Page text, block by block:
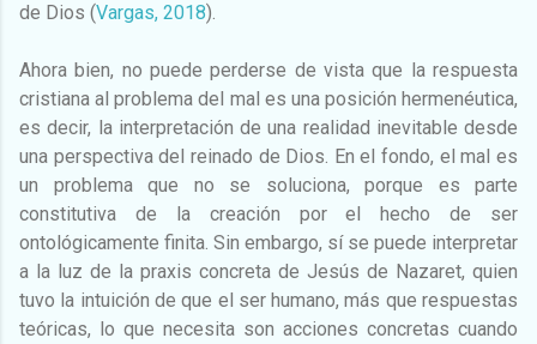
de Dios (Vargas, 2018).
Ahora bien, no puede perderse de vista que la respuesta
cristiana al problema del mal es una posición hermenéutica,
es decir, la interpretación de una realidad inevitable desde
una perspectiva del reinado de Dios. En el fondo, el mal es
un problema que no se soluciona, porque es parte
constitutiva de la creación por el hecho de ser
ontológicamente finita. Sin embargo, sí se puede interpretar
a la luz de la praxis concreta de Jesús de Nazaret, quien
tuvo la intuición de que el ser humano, más que respuestas
teóricas, lo que necesita son acciones concretas cuando